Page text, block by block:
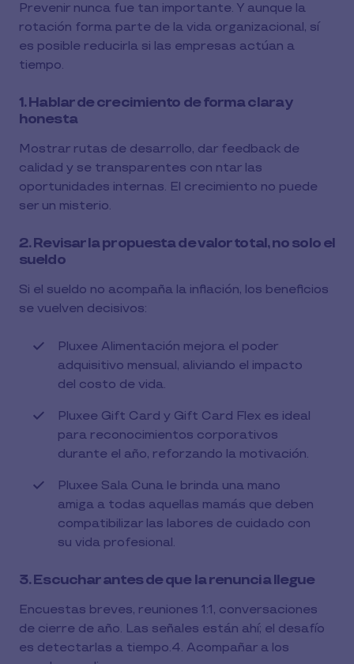
Prevenir nunca fue tan importante. Y aunque la
rotación forma parte de la vida organizacional, sí
es posible reducirla si las empresas actúan a
tiempo.
1. Hablar de crecimiento de forma clara y
honesta
Mostrar rutas de desarrollo, dar feedback de
calidad y se transparentes con ntar las
oportunidades internas. El crecimiento no puede
ser un misterio.
2. Revisar la propuesta de valor total, no solo el
sueldo
Si el sueldo no acompaña la inflación, los beneficios
se vuelven decisivos:
Pluxee Alimentación mejora el poder
adquisitivo mensual, aliviando el impacto
del costo de vida.
Pluxee Gift Card y Gift Card Flex es ideal
para reconocimientos corporativos
durante el año, reforzando la motivación.
Pluxee Sala Cuna le brinda una mano
amiga a todas aquellas mamás que deben
compatibilizar las labores de cuidado con
su vida profesional.
3. Escuchar antes de que la renuncia llegue
Encuestas breves, reuniones 1:1, conversaciones
de cierre de año. Las señales están ahí; el desafío
es detectarlas a tiempo.4. Acompañar a los